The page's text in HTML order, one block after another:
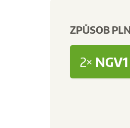
ZPŮSOB
2× NGV1